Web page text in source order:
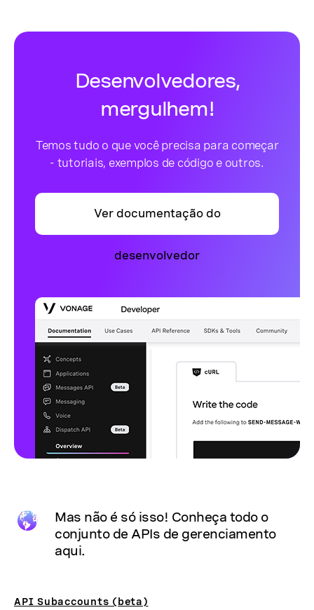
Desenvolvedores,
mergulhem!
Temos tudo o que você precisa para começar
- tutoriais, exemplos de código e outros.
Ver documentação do
desenvolvedor
Mas não é só isso! Conheça todo o
conjunto de APIs de gerenciamento
aqui.
API Subaccounts (beta)